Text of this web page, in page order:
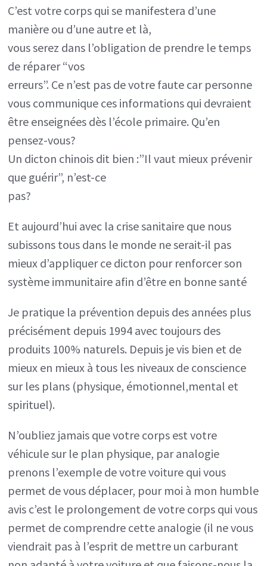
C’est votre corps qui se manifestera d’une
manière ou d’une autre et là,
vous serez dans l’obligation de prendre le temps
de réparer “vos
erreurs”. Ce n’est pas de votre faute car personne
vous communique ces informations qui devraient
être enseignées dès l’école primaire. Qu’en
pensez-vous?
Un dicton chinois dit bien :”Il vaut mieux prévenir
que guérir”, n’est-ce
pas?
Et aujourd’hui avec la crise sanitaire que nous
subissons tous dans le monde ne serait-il pas
mieux d’appliquer ce dicton pour renforcer son
système immunitaire afin d’être en bonne santé
Je pratique la prévention depuis des années plus
précisément depuis 1994 avec toujours des
produits 100% naturels. Depuis je vis bien et de
mieux en mieux à tous les niveaux de conscience
sur les plans (physique, émotionnel,mental et
spirituel).
N’oubliez jamais que votre corps est votre
véhicule sur le plan physique, par analogie
prenons l’exemple de votre voiture qui vous
permet de vous déplacer, pour moi à mon humble
avis c’est le prolongement de votre corps qui vous
permet de comprendre cette analogie (il ne vous
viendrait pas à l’esprit de mettre un carburant